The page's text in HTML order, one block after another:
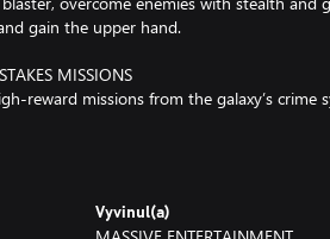
gain the upper hand.
MISSIONS
reward missions from the galaxy’s crime
ever-changing reputation.
as you engage in thrilling
Vyvinul(a)